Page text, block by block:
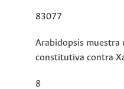
83077
Arabidopsis muestra
constitutiva contra
8